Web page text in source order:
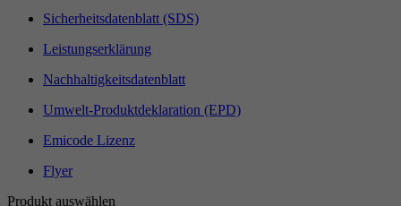
Sicherheitsdatenblatt (SDS)
Leistungserklärung
Nachhaltigkeitsdatenblatt
Umwelt-Produktdeklaration (EPD)
Emicode Lizenz
Flyer
Produkt auswählen